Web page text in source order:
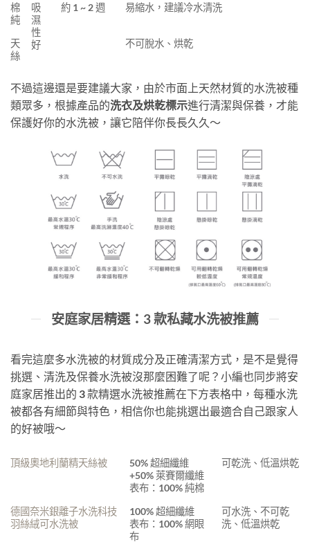
棉
純
吸
濕
性
好
約 1 ~ 2 週 易縮水，建議冷水清洗
天
絲
不可脫水、烘乾
不過這邊還是要建議大家，由於市面上天然材質的水洗被種
類眾多，根據產品的洗衣及烘乾標示進行清潔與保養，才能
保護好你的水洗被，讓它陪伴你長長久久～
安庭家居精選：3 款私藏水洗被推薦
看完這麼多水洗被的材質成分及正確清潔方式，是不是覺得
挑選、清洗及保養水洗被沒那麼困難了呢？小編也同步將安
庭家居推出的 3 款精選水洗被推薦在下方表格中，每種水洗
被都各有細節與特色，相信你也能挑選出最適合自己跟家人
的好被哦～
頂級奧地利蘭精天絲被
50% 超細纖維
+50% 萊賽爾纖維
表布：100% 純棉
可乾洗、低溫烘乾
德國奈米銀離子水洗科技
羽絲絨可水洗被
100% 超細纖維
表布：100% 網眼
布
可水洗、不可乾
洗、低溫烘乾